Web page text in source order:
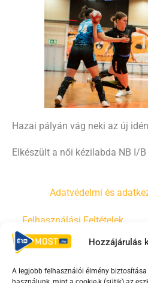
Hozzájárulás
A legjobb felhasználói élmény
Hazai pályán vág neki az új
Elkészült a női kézilabda NB I/
Adatvédelmi és
Felhasználási Feltételek
Irányelvek